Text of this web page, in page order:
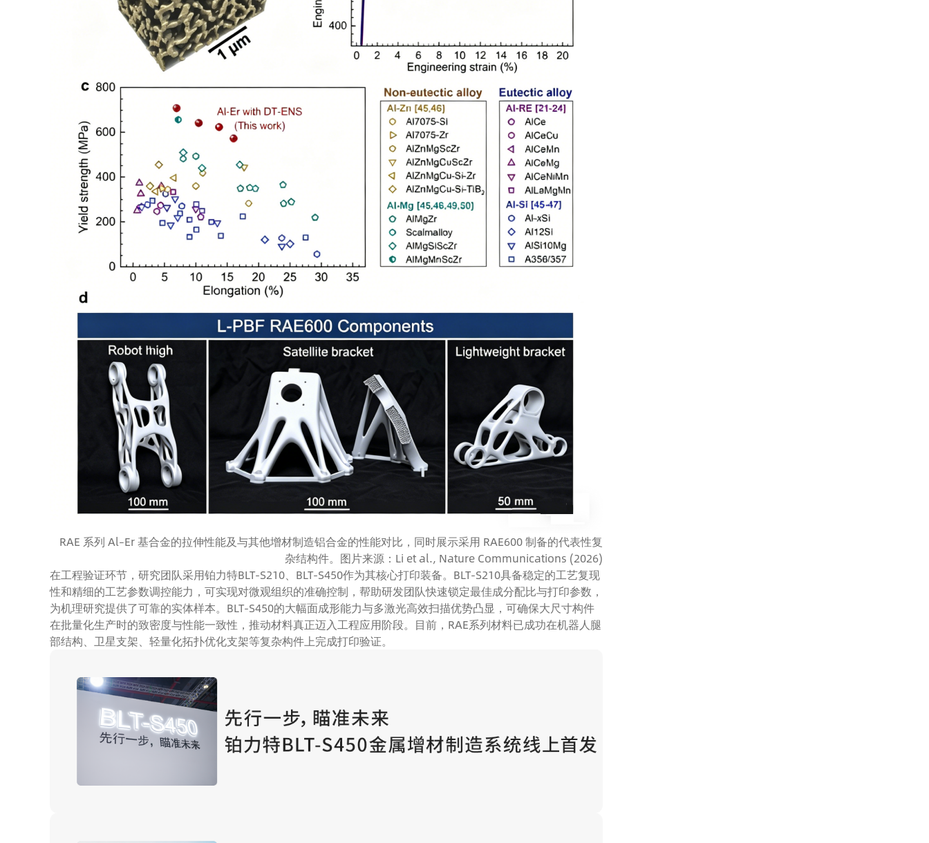
RAE 系列 Al–Er 基合金的拉伸性能及与其他增材制造铝合金的性能对比，同时展示采用 RAE600 制备的代表性复
杂结构件。图片来源：Li et al., Nature Communications (2026)
在工程验证环节，研究团队采用铂力特BLT-S210、BLT-S450作为其核心打印装备。BLT-S210具备稳定的工艺复现
性和精细的工艺参数调控能力，可实现对微观组织的准确控制，帮助研发团队快速锁定最佳成分配比与打印参数，
为机理研究提供了可靠的实体样本。BLT-S450的大幅面成形能力与多激光高效扫描优势凸显，可确保大尺寸构件
在批量化生产时的致密度与性能一致性，推动材料真正迈入工程应用阶段。目前，RAE系列材料已成功在机器人腿
部结构、卫星支架、轻量化拓扑优化支架等复杂构件上完成打印验证。